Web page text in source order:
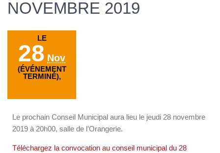
NOVEMBRE 2019
LE
28 Nov
(ÉVÉNEMENT
TERMINÉ),
Le prochain Conseil Municipal aura lieu le jeudi 28 novembre
2019 à 20h00, salle de l’Orangerie.
Téléchargez la convocation au conseil municipal du 28